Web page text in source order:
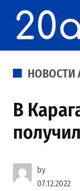
content
POSTED
НОВОСТИ
В
by
07.12.2022